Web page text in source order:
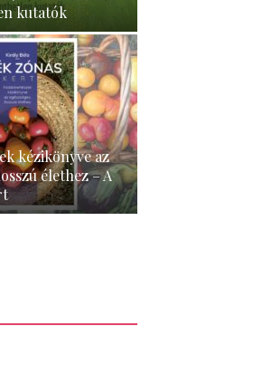
kutatók
kézikönyve az
élethez – A